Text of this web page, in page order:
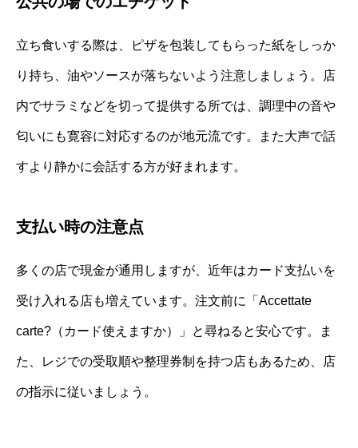
立ち食いする際は、ピザを包装してもらった紙をしっか
り持ち、油やソースが落ちないよう注意しましょう。店
内でサラミなどを切って提供する所では、調理中の音や
匂いにも寛容に対応するのが地元流です。また大声で話
すより静かに会話する方が好まれます。
支払い時の注意点
多くの店で現金が通用しますが、近年はカード支払いを
受け入れる店も増えています。注文前に「Accettate
carte?（カード使えますか）」と尋ねると安心です。ま
た、レジでの受取順や整理券制を持つ店もあるため、店
の指示に従いましょう。